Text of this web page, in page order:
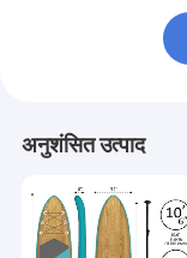
अनुशंसित उत्पाद